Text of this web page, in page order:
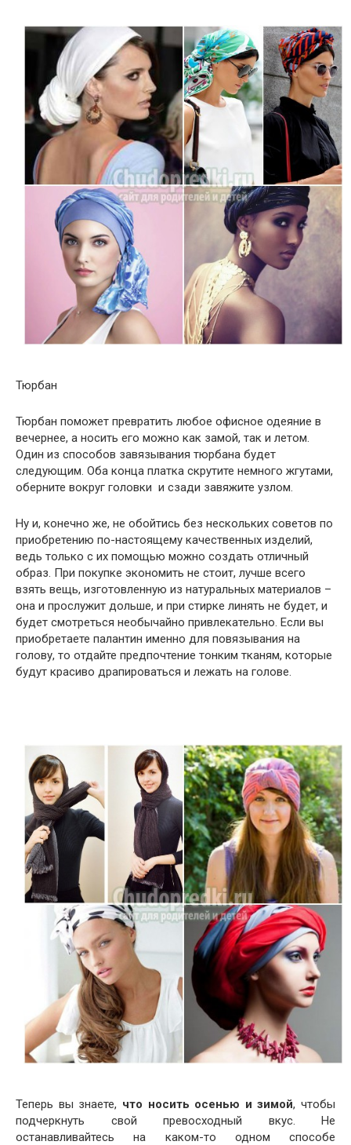
Тюрбан
Тюрбан поможет превратить любое офисное одеяние в
вечернее, а носить его можно как замой, так и летом.
Один из способов завязывания тюрбана будет
следующим. Оба конца платка скрутите немного жгутами,
оберните вокруг головки и сзади завяжите узлом.
Ну и, конечно же, не обойтись без нескольких советов по
приобретению по-настоящему качественных изделий,
ведь только с их помощью можно создать отличный
образ. При покупке экономить не стоит, лучше всего
взять вещь, изготовленную из натуральных материалов –
она и прослужит дольше, и при стирке линять не будет, и
будет смотреться необычайно привлекательно. Если вы
приобретаете палантин именно для повязывания на
голову, то отдайте предпочтение тонким тканям, которые
будут красиво драпироваться и лежать на голове.
Теперь вы знаете, что носить осенью и зимой, чтобы
подчеркнуть свой превосходный вкус. Не
останавливайтесь на каком-то одном способе